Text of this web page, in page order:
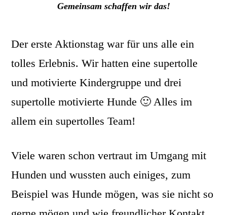
Gemeinsam schaffen wir das!
Der erste Aktionstag war für uns alle ein
tolles Erlebnis. Wir hatten eine supertolle
und motivierte Kindergruppe und drei
supertolle motivierte Hunde 🙂 Alles im
allem ein supertolles Team!
Viele waren schon vertraut im Umgang mit
Hunden und wussten auch einiges, zum
Beispiel was Hunde mögen, was sie nicht so